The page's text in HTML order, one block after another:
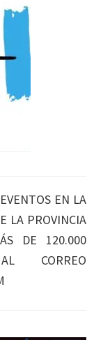
EN LA
LA PROVINCIA
DE 120.000
CORREO